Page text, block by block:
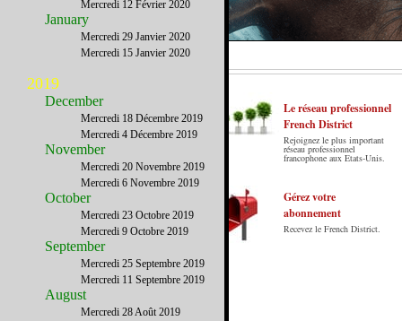
Le French District est le premier guide sur
internet en Français sur les Etats-Unis.
Notre principe : Le meilleur des Etats-Unis
par ceux qui y vivent.
Le réseau professionnel
French District
Rejoignez le plus important
réseau professionnel
francophone aux Etats-Unis.
Gérez votre
abonnement
Recevez le French District.
Mercredi 12 Février 2020
January
Mercredi 29 Janvier 2020
Mercredi 15 Janvier 2020
2019
December
Mercredi 18 Décembre 2019
Mercredi 4 Décembre 2019
November
Mercredi 20 Novembre 2019
Mercredi 6 Novembre 2019
October
Mercredi 23 Octobre 2019
Mercredi 9 Octobre 2019
September
Mercredi 25 Septembre 2019
Mercredi 11 Septembre 2019
August
Mercredi 28 Août 2019